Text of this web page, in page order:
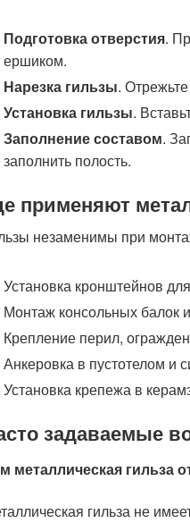
Подготовка отверстия.
ершиком.
Нарезка гильзы.
Установка гильзы.
Заполнение составом.
заполнить полость.
применяют
незаменимы при
Установка кронштейнов
Монтаж консольных балок
Крепление перил,
Анкеровка в пустотелом и
Установка крепежа в
задаваемые
металлическая гильза
гильза не